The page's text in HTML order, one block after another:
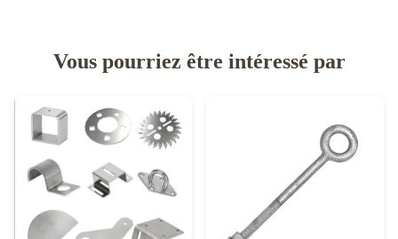
Vous pourriez être intéressé par